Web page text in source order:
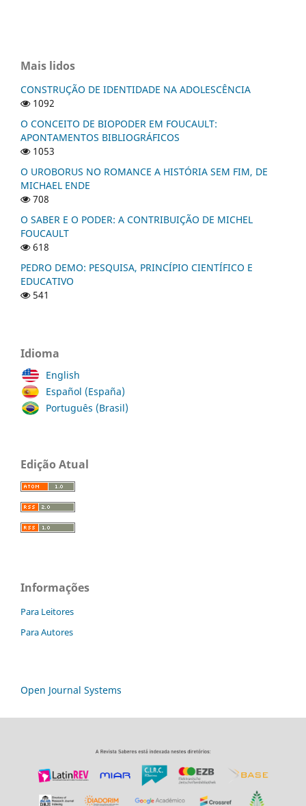
Mais lidos
CONSTRUÇÃO DE IDENTIDADE NA ADOLESCÊNCIA
1092
O CONCEITO DE BIOPODER EM FOUCAULT:
APONTAMENTOS BIBLIOGRÁFICOS
1053
O UROBORUS NO ROMANCE A HISTÓRIA SEM FIM, DE
MICHAEL ENDE
708
O SABER E O PODER: A CONTRIBUIÇÃO DE MICHEL
FOUCAULT
618
PEDRO DEMO: PESQUISA, PRINCÍPIO CIENTÍFICO E
EDUCATIVO
541
Idioma
English
Español (España)
Português (Brasil)
Edição Atual
Informações
Para Leitores
Para Autores
Open Journal Systems